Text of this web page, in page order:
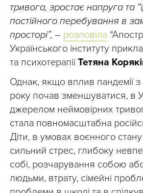
тривога, зростає напруга та
постійного перебування в
просторі”, – розповіла
Українського інституту
та психотерапіїТетяна
Однак, якщо вплив пандемії
року почав зменшуватися, в
джерелом неймовірних
стала повномасштабна
Діти, в умовах воєнного
сильний стрес, глибоку
собі, розчарування собою
людьми, втрату, сімейні